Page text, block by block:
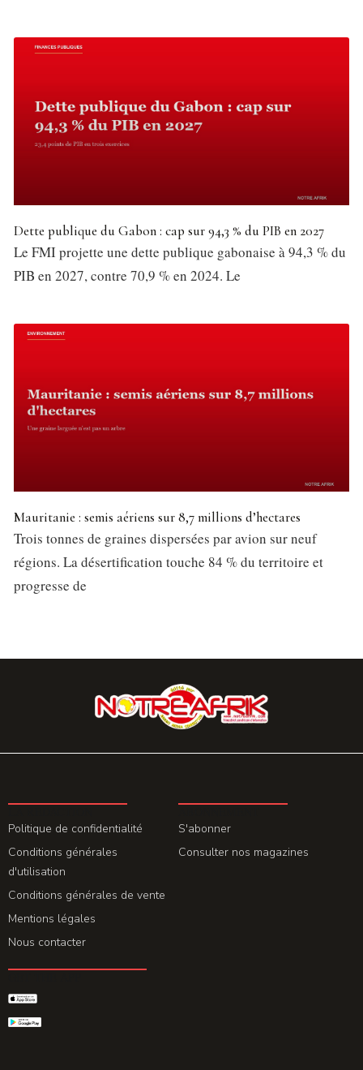
Dette publique du Gabon : cap sur 94,3 % du PIB en 2027
Le FMI projette une dette publique gabonaise à 94,3 % du
PIB en 2027, contre 70,9 % en 2024. Le
Mauritanie : semis aériens sur 8,7 millions d’hectares
Trois tonnes de graines dispersées par avion sur neuf
régions. La désertification touche 84 % du territoire et
progresse de
Politique de confidentialité
Conditions générales
d'utilisation
Conditions générales de vente
Mentions légales
Nous contacter
S'abonner
Consulter nos magazines